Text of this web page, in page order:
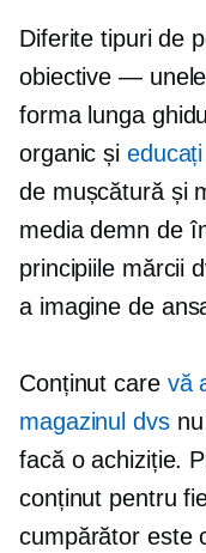
Diferite tipuri de
obiective — unele
forma lunga
organic și
de mușcăturăși
mediademn de
principiile mărcii
a imagine de
Conținut care vă
magazinul dvsnu
facă o achiziție.
conținut pentru
cumpărător este